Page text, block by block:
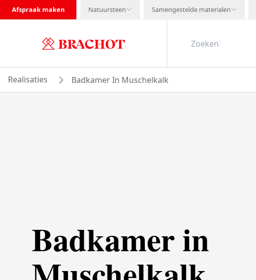
Afspraak maken Natuursteen Samengestelde materialen
Realisaties Badkamer In Muschelkalk
Badkamer in